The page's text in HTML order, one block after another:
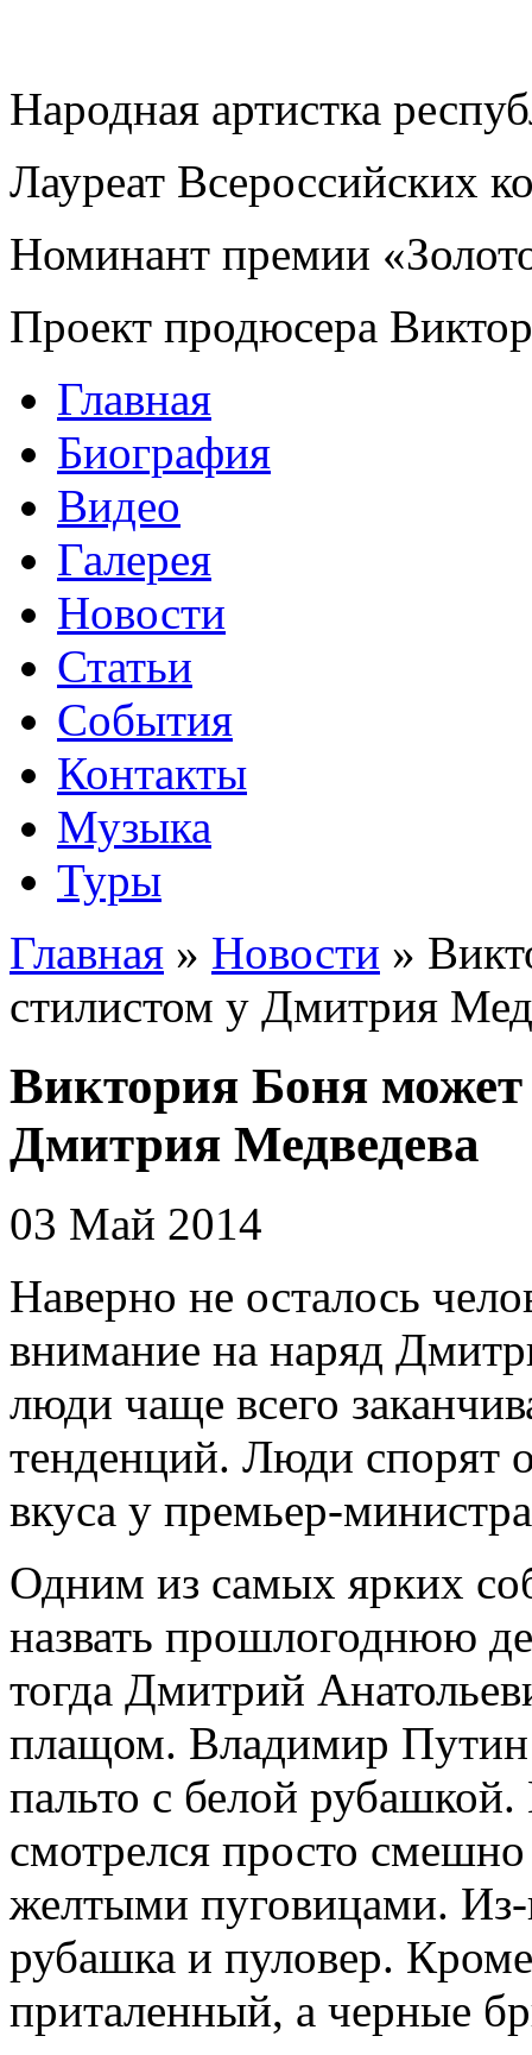
Народная артистка
Лауреат Всероссийских
Номинант премии
Проект продюсера
Главная
Биография
Видео
Галерея
Новости
Статьи
События
Контакты
Музыка
Туры
Главная » Новости »
стилистом у Дмитрия
Виктория Боня может
Дмитрия Медведева
03 Май 2014
Наверно не осталось
внимание на наряд
люди чаще всего
тенденций. Люди спорят
вкуса у премьер-
Одним из самых ярких
назвать прошлогоднюю
тогда Дмитрий
плащом. Владимир Путин
пальто с белой
смотрелся просто
желтыми пуговицами. Из-
рубашка и пуловер.
приталенный, а черные